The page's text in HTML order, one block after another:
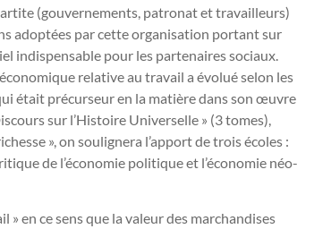
(gouvernements, patronat et travailleurs)
adoptées par cette organisation portant sur
indispensable pour les partenaires sociaux.
relative au travail a évolué selon les
était précurseur en la matière dans son œuvre
sur l’Histoire Universelle » (3 tomes),
», on soulignera l’apport de trois écoles :
de l’économie politique et l’économie néo-
» en ce sens que la valeur des marchandises